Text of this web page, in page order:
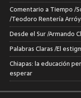
Comentario a Tiempo /
/Teodoro Rentería
Desde el Sur /Armando
Palabras Claras /El
Chiapas: la educación
esperar